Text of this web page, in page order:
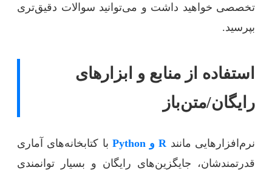
تخصصی خواهید داشت و می‌توانید سوالات دقیق‌تری
بپرسید.
استفاده از منابع و ابزارهای
رایگان/متن‌باز
نرم‌افزارهایی مانندR و Python
با کتابخانه‌های آماری
قدرتمندشان، جایگزین‌های رایگان و بسیار توانمندی